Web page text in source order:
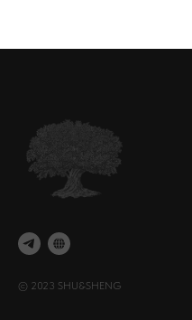
© 2023 SHU&SHENG